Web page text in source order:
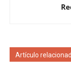
Artículo